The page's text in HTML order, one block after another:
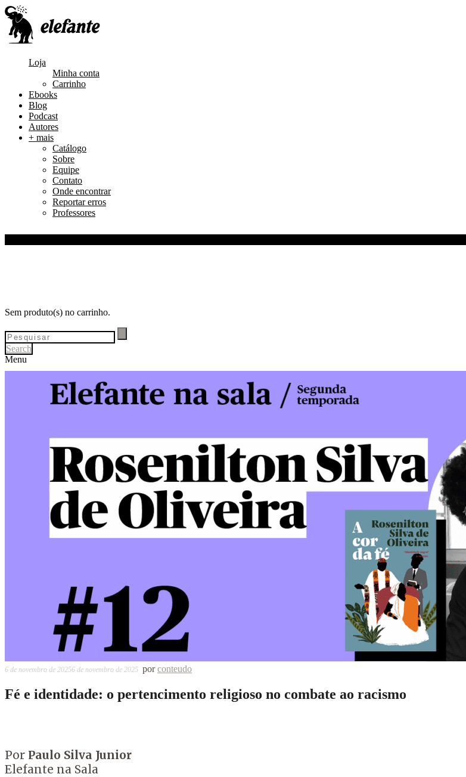
Loja
Minha conta
Carrinho
Ebooks
Blog
Podcast
Autores
+ mais
Catálogo
Sobre
Equipe
Contato
Onde encontrar
Reportar erros
Professores
Sem produto(s) no carrinho.
Search
Menu
6 de novembro de 20256 de novembro de 2025 porconteudo
Fé e identidade: o pertencimento religioso no combate ao racismo
Por Paulo Silva Junior
Elefante na Sala